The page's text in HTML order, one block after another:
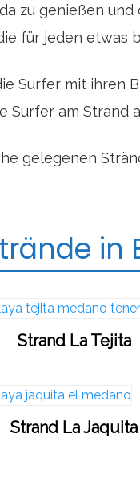
zu genießen
für jeden etwas
Surfer mit ihren
Surfer am Strand
gelegenen
in
Strand La Tejita
Strand La Jaquita